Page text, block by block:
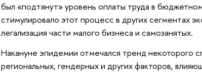
был «подтянут» уровень оплаты труда в
стимулировало этот процесс в других сегментах
легализация части малого бизнеса и самозанятых.
Накануне эпидемии отмечался тренд некоторого
региональных, гендерных и других факторов,